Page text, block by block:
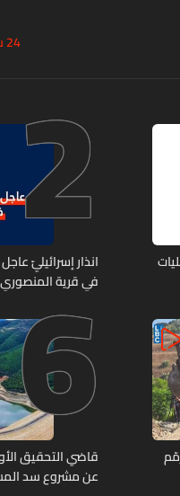
24 ساعة2
انذار إسرائيليّ
في قرية المنصوري
6
قاضي التحقيق
عن مشروع سد